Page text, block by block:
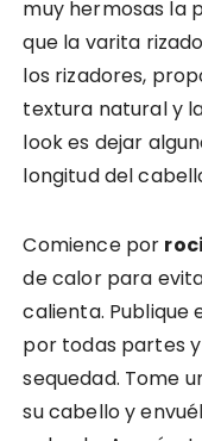
muy hermosas la
que la varita
los rizadores,
textura natural y
look es dejar
longitud del
Comience por
de calor para
calienta. Publique
por todas partes
sequedad. Tome
su cabello y